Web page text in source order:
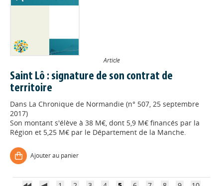
Article
Saint Lô : signature de son contrat de
territoire
Dans La Chronique de Normandie (n° 507, 25 septembre
2017)
Son montant s'élève à 38 M€, dont 5,9 M€ financés par la
Région et 5,25 M€ par le Département de la Manche.
Ajouter au panier
Appels à projets
Déposer une actu !
Accéder à son compte - (Se